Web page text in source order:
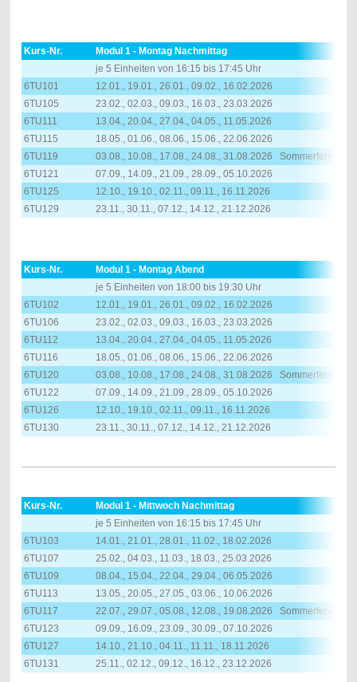
Kurs-Nr.
Modul 1 - Montag Nachmittag
je 5 Einheiten von 16:15 bis 17:45 Uhr
6TU101
12.01., 19.01., 26.01., 09.02., 16.02.2026
6TU105
23.02., 02.03., 09.03., 16.03., 23.03.2026
6TU111
13.04., 20.04., 27.04., 04.05., 11.05.2026
6TU115
18.05., 01.06., 08.06., 15.06., 22.06.2026
6TU119
03.08., 10.08., 17.08., 24.08., 31.08.2026 Sommerferien
6TU121
07.09., 14.09., 21.09., 28.09., 05.10.2026
6TU125
12.10., 19.10., 02.11., 09.11., 16.11.2026
6TU129
23.11., 30.11., 07.12., 14.12., 21.12.2026
Kurs-Nr.
Modul 1 - Montag Abend
je 5 Einheiten von 18:00 bis 19:30 Uhr
6TU102
12.01., 19.01., 26.01., 09.02., 16.02.2026
6TU106
23.02., 02.03., 09.03., 16.03., 23.03.2026
6TU112
13.04., 20.04., 27.04., 04.05., 11.05.2026
6TU116
18.05., 01.06., 08.06., 15.06., 22.06.2026
6TU120
03.08., 10.08., 17.08., 24.08., 31.08.2026 Sommerferien
6TU122
07.09., 14.09., 21.09., 28.09., 05.10.2026
6TU126
12.10., 19.10., 02.11., 09.11., 16.11.2026
6TU130
23.11., 30.11., 07.12., 14.12., 21.12.2026
Kurs-Nr.
Modul 1 - Mittwoch Nachmittag
je 5 Einheiten von 16:15 bis 17:45 Uhr
6TU103
14.01., 21.01., 28.01., 11.02., 18.02.2026
6TU107
25.02., 04.03., 11.03., 18.03., 25.03.2026
6TU109
08.04., 15.04., 22.04., 29.04., 06.05.2026
6TU113
13.05., 20.05., 27.05., 03.06., 10.06.2026
6TU117
22.07., 29.07., 05.08., 12.08., 19.08.2026 Sommerferien
6TU123
09.09., 16.09., 23.09., 30.09., 07.10.2026
6TU127
14.10., 21.10., 04.11., 11.11., 18.11.2026
6TU131
25.11., 02.12., 09.12., 16.12., 23.12.2026